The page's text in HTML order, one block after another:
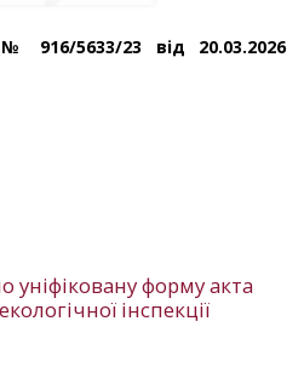
916/5633/23 від 20.03.2026
уніфіковану форму акта
інспекції